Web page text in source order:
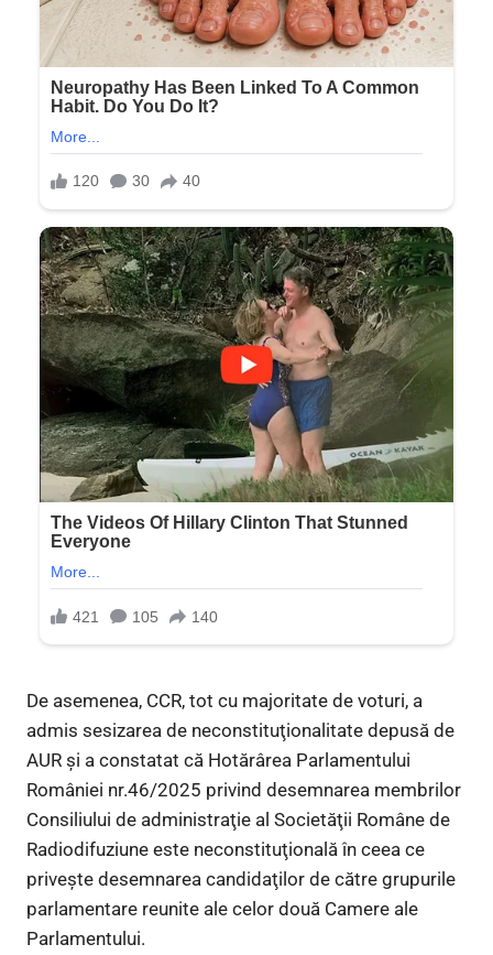
De asemenea, CCR, tot cu majoritate de voturi, a
admis sesizarea de neconstituţionalitate depusă de
AUR şi a constatat că Hotărârea Parlamentului
României nr.46/2025 privind desemnarea membrilor
Consiliului de administraţie al Societăţii Române de
Radiodifuziune este neconstituţională în ceea ce
priveşte desemnarea candidaţilor de către grupurile
parlamentare reunite ale celor două Camere ale
Parlamentului.